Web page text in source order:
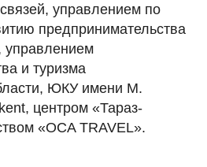
управлением по
предпринимательства
управлением
и туризма
ЮКУ имени М.
центром «Тараз-
«OCA TRAVEL».